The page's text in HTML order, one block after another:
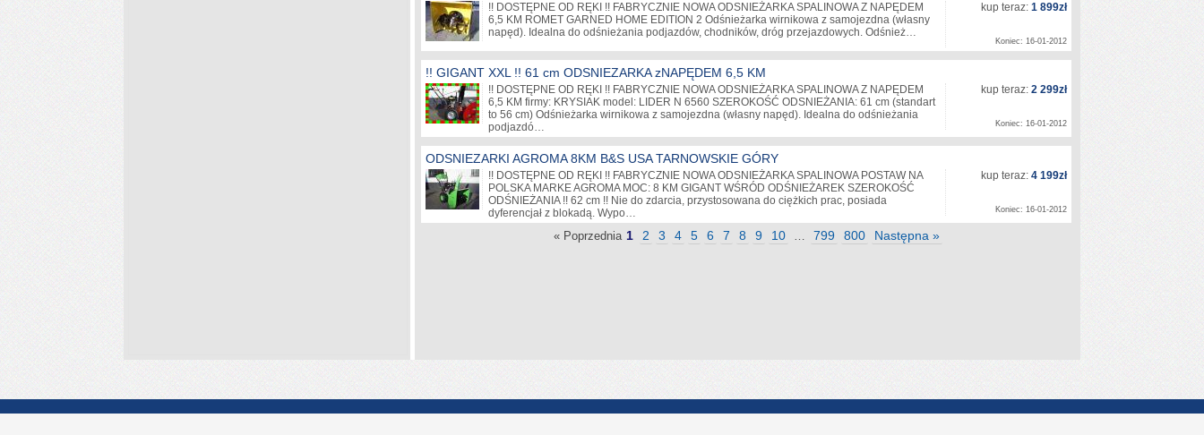
!! DOSTĘPNE OD RĘKI !! FABRYCZNIE NOWA ODSNIEŻARKA SPALINOWA Z NAPĘDEM
6,5 KM ROMET GARNED HOME EDITION 2 Odśnieżarka wirnikowa z samojezdna (własny
napęd). Idealna do odśnieżania podjazdów, chodników, dróg przejazdowych. Odśnież…
kup teraz: 1 899zł
Koniec: 16-01-2012
!! GIGANT XXL !! 61 cm ODSNIEZARKA zNAPĘDEM 6,5 KM
!! DOSTĘPNE OD RĘKI !! FABRYCZNIE NOWA ODSNIEŻARKA SPALINOWA Z NAPĘDEM
6,5 KM firmy: KRYSIAK model: LIDER N 6560 SZEROKOŚĆ ODSNIEŻANIA: 61 cm (standart
to 56 cm) Odśnieżarka wirnikowa z samojezdna (własny napęd). Idealna do odśnieżania
podjazdó…
kup teraz: 2 299zł
Koniec: 16-01-2012
ODSNIEZARKI AGROMA 8KM B&S USA TARNOWSKIE GÓRY
!! DOSTĘPNE OD RĘKI !! FABRYCZNIE NOWA ODSNIEŻARKA SPALINOWA POSTAW NA
POLSKA MARKE AGROMA MOC: 8 KM GIGANT WŚRÓD ODŚNIEŻAREK SZEROKOŚĆ
ODŚNIEŻANIA !! 62 cm !! Nie do zdarcia, przystosowana do ciężkich prac, posiada
dyferencjał z blokadą. Wypo…
kup teraz: 4 199zł
Koniec: 16-01-2012
« Poprzednia 1 2 3 4 5 6 7 8 9 10 … 799 800 Następna »